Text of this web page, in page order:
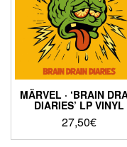
MÄRVEL · ‘BRAIN
DIARIES’ LP VINYL
27,50€